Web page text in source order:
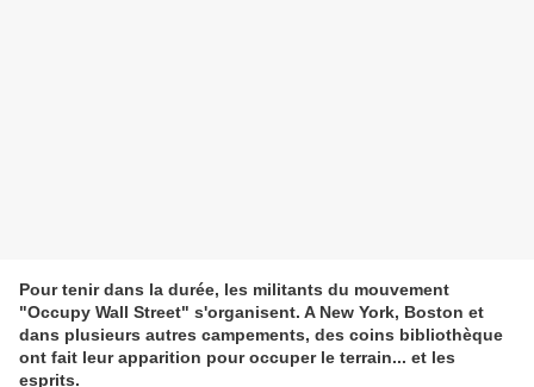
Pour tenir dans la durée, les militants du mouvement
"Occupy Wall Street" s'organisent. A New York, Boston et
dans plusieurs autres campements, des coins bibliothèque
ont fait leur apparition pour occuper le terrain... et les
esprits.